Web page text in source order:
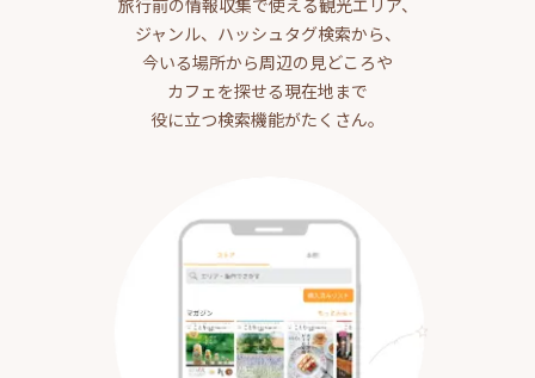
旅行前の情報収集で使える観光エリア、
ジャンル、ハッシュタグ検索から、
今いる場所から周辺の見どころや
カフェを探せる現在地まで
役に立つ検索機能がたくさん。